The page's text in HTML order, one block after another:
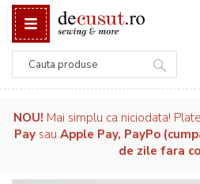
NOU! Mai simplu ca niciodata!
Pay sau Apple Pay, PayPo
de zile fara